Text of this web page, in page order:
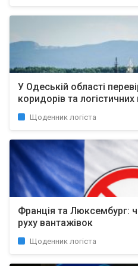
У Одеській області
коридорів та
Щоденник логіста
Франція та Люксембург:
руху вантажівок
Щоденник логіста